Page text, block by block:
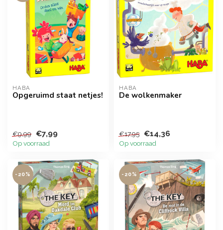
HABA
Opgeruimd staat netjes!
€9,99 €7,99
Op voorraad
HABA
De wolkenmaker
€17,95 €14,36
Op voorraad
-20% -20%